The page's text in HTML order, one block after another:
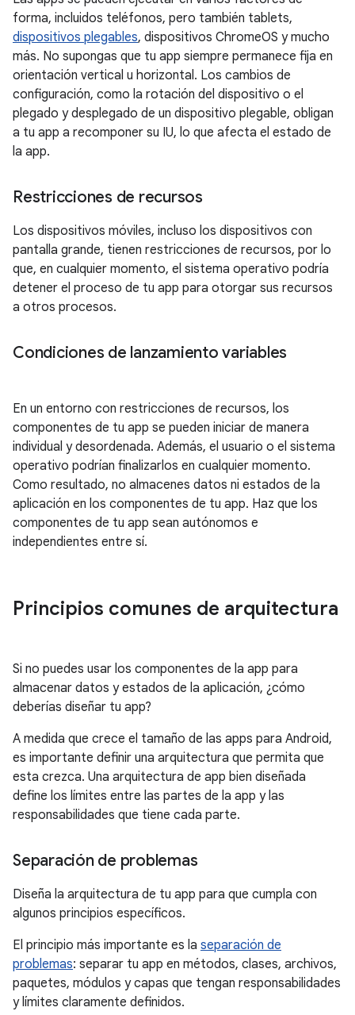
forma, incluidos teléfonos, pero también tablets,
dispositivos plegables, dispositivos ChromeOS y mucho
más. No supongas que tu app siempre permanece fija en
orientación vertical u horizontal. Los cambios de
configuración, como la rotación del dispositivo o el
plegado y desplegado de un dispositivo plegable, obligan
a tu app a recomponer su IU, lo que afecta el estado de
la app.
Restricciones de recursos
Los dispositivos móviles, incluso los dispositivos con
pantalla grande, tienen restricciones de recursos, por lo
que, en cualquier momento, el sistema operativo podría
detener el proceso de tu app para otorgar sus recursos
a otros procesos.
Condiciones de lanzamiento variables
En un entorno con restricciones de recursos, los
componentes de tu app se pueden iniciar de manera
individual y desordenada. Además, el usuario o el sistema
operativo podrían finalizarlos en cualquier momento.
Como resultado, no almacenes datos ni estados de la
aplicación en los componentes de tu app. Haz que los
componentes de tu app sean autónomos e
independientes entre sí.
Principios comunes de arquitectura
Si no puedes usar los componentes de la app para
almacenar datos y estados de la aplicación, ¿cómo
deberías diseñar tu app?
A medida que crece el tamaño de las apps para Android,
es importante definir una arquitectura que permita que
esta crezca. Una arquitectura de app bien diseñada
define los límites entre las partes de la app y las
responsabilidades que tiene cada parte.
Separación de problemas
Diseña la arquitectura de tu app para que cumpla con
algunos principios específicos.
El principio más importante es la separación de
problemas: separar tu app en métodos, clases, archivos,
paquetes, módulos y capas que tengan responsabilidades
y límites claramente definidos.